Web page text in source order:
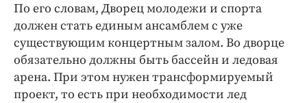
По его словам, Дворец молодежи и спорта
должен стать единым ансамблем с уже
существующим концертным залом. Во дворце
обязательно должны быть бассейн и ледовая
арена. При этом нужен трансформируемый
проект, то есть при необходимости лед